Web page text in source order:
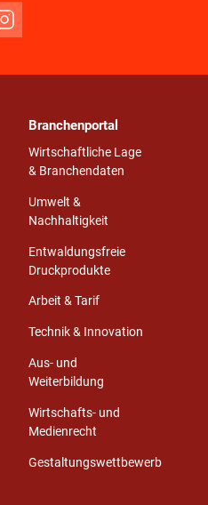
Branchenportal
Wirtschaftliche Lage
& Branchendaten
Umwelt &
Nachhaltigkeit
Entwaldungsfreie
Druckprodukte
Arbeit & Tarif
Technik & Innovation
Aus- und
Weiterbildung
Wirtschafts- und
Medienrecht
Gestaltungswettbewerb